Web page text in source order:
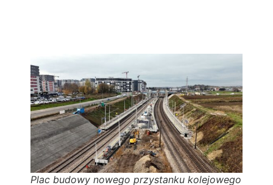
Plac budowy nowego przystanku kolejowego